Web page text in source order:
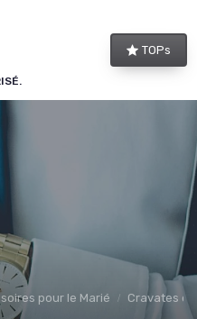
TOPs
pour le Marié Cravates